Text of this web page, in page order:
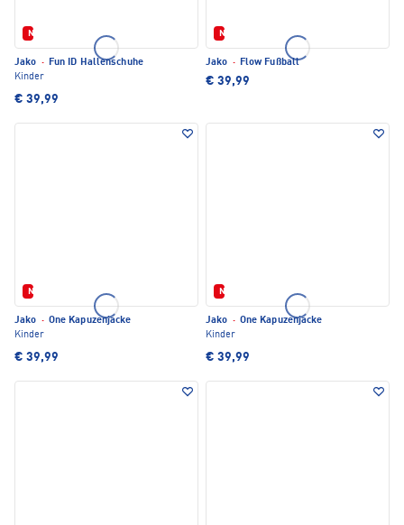
Neu
Jako · Fun ID Hallenschuhe
Kinder
€ 39,99
Neu
Jako · Flow Fußball
€ 39,99
Neu
Jako · One Kapuzenjacke
Kinder
€ 39,99
Neu
Jako · One Kapuzenjacke
Kinder
€ 39,99